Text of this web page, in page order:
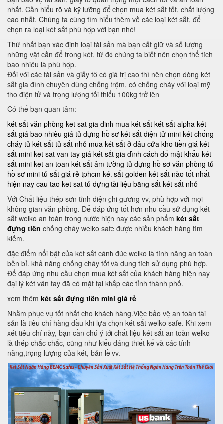
nhất. Cần hiểu rõ và kỹ lưỡng để chọn mua két sắt tốt, chất lượng
cao nhất. Chúng ta cùng tìm hiểu thêm về các loại két sắt, để
chọn ra loại két sắt phù hợp với bạn nhé!
Thứ nhất bạn xác định loại tài sản mà bạn cất giữ và số lượng
những vật cần để trong két, từ đó chúng ta biết nên chọn thể tích
bao nhiêu là phù hợp.
Đối với các tài sản và giấy tờ có giá trị cao thì nên chọn dòng két
sắt gia đình chuyên dùng chống trộm, có chống cháy với loại mỹ
tho điện tử và trọng lượng tối thiểu 100kg trở lên
Có thể bạn quan tâm:
két sắt văn phòng ket sat gia dinh mua két sắt két sắt alpha két
sắt giá bao nhiêu giá tủ đựng hồ sơ két sắt điện tử mini két chống
cháy tủ két sắt tủ sắt nhỏ mua két sắt ở đâu cửa kho tiền giá két
sắt mini ket sat van tay giá két sắt gia đình cách đổ mật khẩu két
sắt mini ket an toan két sắt âm tường tủ đựng hồ sơ văn phòng tủ
hồ sơ mini tủ sắt giá rẻ tphcm két sắt golden két sắt nào tốt nhất
hiện nay cau tao ket sat tủ đựng tài liệu bằng sắt két sắt nhỏ
Với Chất liệu thép sơn tĩnh điện ghi gương vv, phù hợp với mọi
không gian văn phòng. Để đáp ứng tốt hơn nhu cầu sử dụng két
sắt welko an toàn trong nước hiện nay các sản phẩm két sắt
đựng tiền chống cháy welko safe được nhiều khách hàng tìm
kiếm.
đặc điểm nổi bật của két sắt cánh đúc welko là tính năng an toàn
bền bỉ. khả năng chống cháy tốt và dung tích sử dụng phù hợp.
Để đáp ứng nhu cầu chọn mua két sắt của khách hàng hiện nay
đại lý két vân tay đã có mặt tại khắp các tỉnh thành phố.
xem thêm két sắt đựng tiền mini giá rẻ
Nhằm phục vụ tốt nhất cho khách hàng.Việc bảo vệ an toàn tài
sản là tiêu chí hàng đầu khi lựa chọn két sắt welko safe. Khi xem
xét tiêu chí này, bạn cần chú ý tới chất liệu két sắt an toàn welko
là thép chắc chắc, cũng như kiểu dáng thiết kế và các tính
năng,trọng lượng của két, bản lề vv.